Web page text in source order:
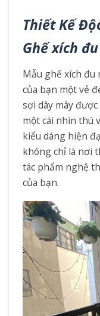
Thiết Kế
Ghế xích
Mẫu ghế xích đu
của bạn một vẻ
sợi dây mây
một cái nhìn thú
kiểu dáng hiện
không chỉ là nơi
tác phẩm nghệ
của bạn.